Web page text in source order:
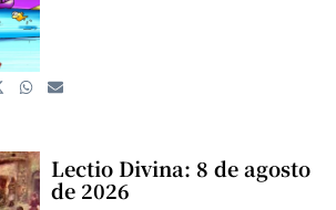
Lectio Divina: 8 de agosto
de 2026